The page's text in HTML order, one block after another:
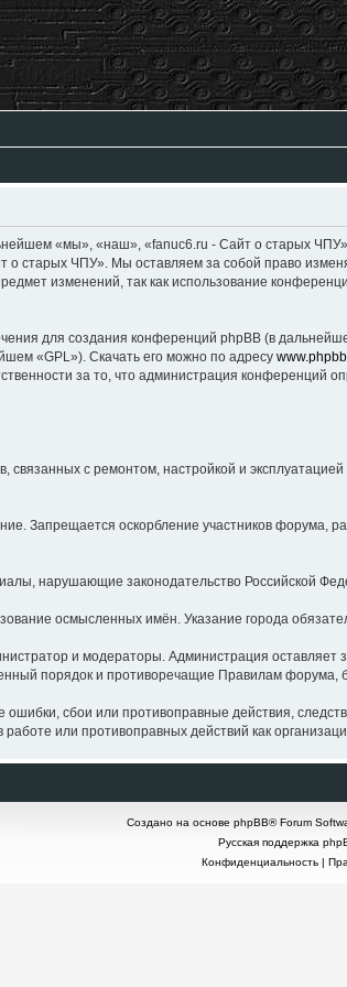
«мы», «наш», «fanuc6.ru - Сайт о старых ЧПУ»,
старых ЧПУ». Мы оставляем за собой право
изменений, так как использование
для создания конференций phpBB (в
«GPL»). Скачать его можно по адресу
за то, что администрация конференций
с ремонтом, настройкой и
оскорбление участников форума,
нарушающие законодательство Российской
осмысленных имён. Указание города
и модераторы. Администрация оставляет
порядок и противоречащие Правилам форума,
сбои или противоправные действия,
или противоправных действий как
Создано на основе phpBB® Forum
Русская поддержка
Конфиденциальность|